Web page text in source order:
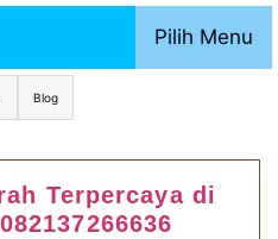
Pilih Menu
Blog
Terpercaya di